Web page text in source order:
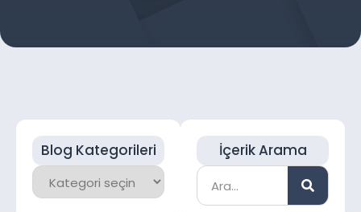
Blog Kategorileri İçerik Arama